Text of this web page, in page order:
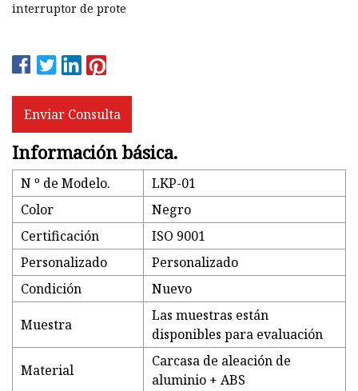
interruptor de prote
Enviar Consulta
Información básica.
N º de Modelo.
LKP-01
Color
Negro
Certificación
ISO 9001
Personalizado
Personalizado
Condición
Nuevo
Muestra
Las muestras están
disponibles para evaluación
Material
Carcasa de aleación de
aluminio + ABS